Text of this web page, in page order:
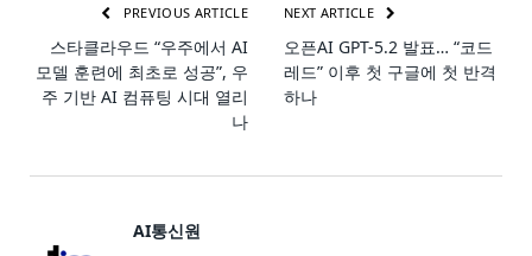
PREVIOUS ARTICLE
스타클라우드 “우주에서 AI
모델 훈련에 최초로 성공”, 우
주 기반 AI 컴퓨팅 시대 열리
나
NEXT ARTICLE
오픈AI GPT-5.2 발표… “코드
레드” 이후 첫 구글에 첫 반격
하나
AI통신원